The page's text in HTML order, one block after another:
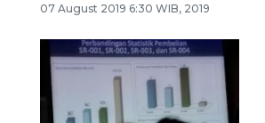
07 August 2019 6:30 WIB, 2019